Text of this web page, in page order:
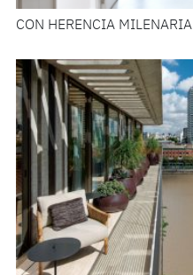
CON HERENCIA MILENARIA